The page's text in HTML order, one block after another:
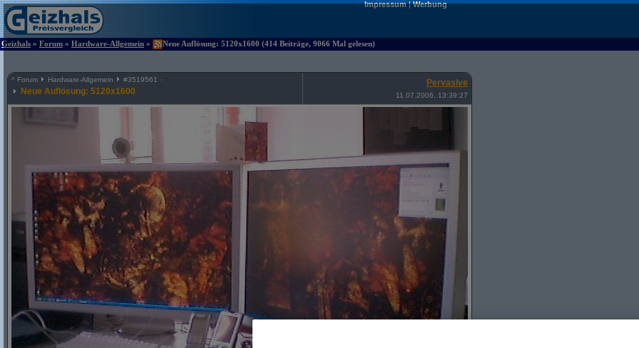
Impressum|Werbung
Geizhals » Forum » Hardware-Allgemein » Neue Auflösung: 5120x1600 (414 Beiträge, 9066 Mal gelesen)
^ Forum Hardware-Allgemein #3519561
Neue Auflösung: 5120x1600
Pervasive
11.07.2006, 13:39:27